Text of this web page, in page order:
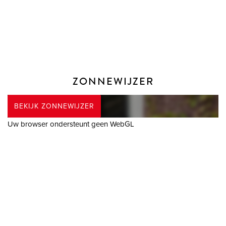
De vierde slaapkamer is van een goed formaat en heeft een
luik met toegang naar de vliering.
Deze verdieping is afgewerkt met een laminaatvloer.
ZONNEWIJZER
BEKIJK ZONNEWIJZER
Uw browser ondersteunt geen WebGL